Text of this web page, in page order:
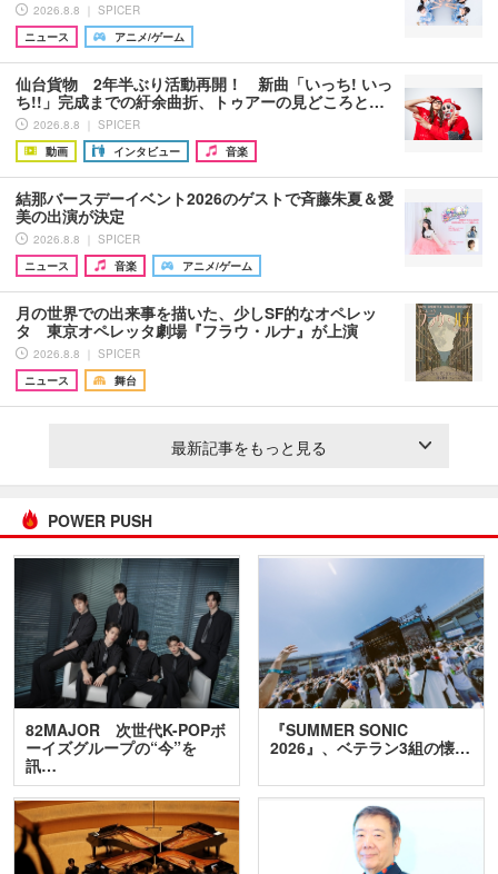
2026.8.8 ｜ SPICER
ニュース
アニメ/ゲーム
仙台貨物 2年半ぶり活動再開！ 新曲「いっち! いっ
ち!!」完成までの紆余曲折、トゥアーの見どころと…
2026.8.8 ｜ SPICER
動画
インタビュー 音楽
結那バースデーイベント2026のゲストで斉藤朱夏＆愛
美の出演が決定
2026.8.8 ｜ SPICER
ニュース
音楽 アニメ/ゲーム
月の世界での出来事を描いた、少しSF的なオペレッ
タ 東京オペレッタ劇場『フラウ・ルナ』が上演
2026.8.8 ｜ SPICER
ニュース
舞台
最新記事をもっと見る
POWER PUSH
82MAJOR 次世代K-POPボ
ーイズグループの“今”を
訊…
『SUMMER SONIC
2026』、ベテラン3組の懐…